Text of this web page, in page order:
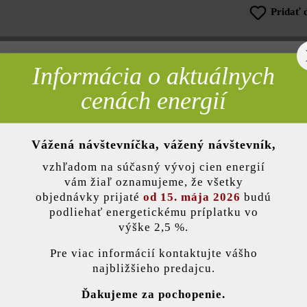
Pridať
Opis produktu
Dá sa však použiť aj ako odkladací stolík alebo plocha na
že je mimoriadne príjemná na dotyk. Posledný výkrik
popustite uzdu tvorivosti a vtlačte svojej záhrade vlastnú pečať –
Farba:
Účel použitia:
Kritériá kvality:
používa súbory cookie, aby vám ponúkla najlepšiu možnú funkčnosť...
Informácia o aktuálnych
cenách energií
Vážená návštevníčka, vážený návštevník,
vzhľadom na súčasný vývoj cien energií
vám žiaľ oznamujeme, že všetky
objednávky prijaté od 15. mája 2026 budú
podliehať energetickému príplatku vo
výške 2,5 %.
Pre viac informácií kontaktujte vášho
najbližšieho predajcu.
Ďakujeme za pochopenie.